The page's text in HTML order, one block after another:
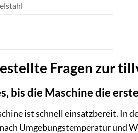
Fragen zur
bis die Maschine die
ist schnell einsatzbereit. In
Umgebungstemperatur und